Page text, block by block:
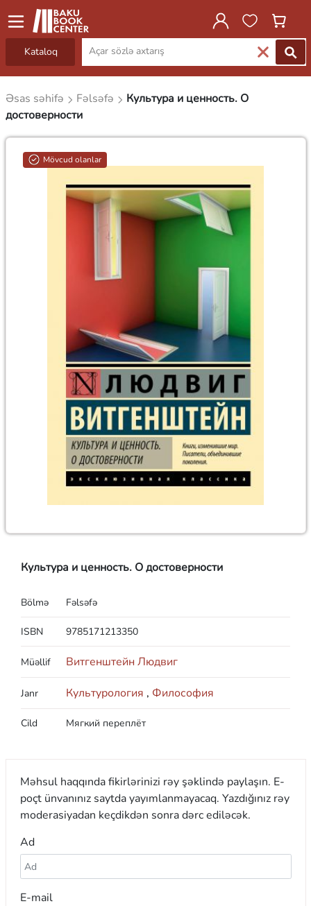
Kataloq
Əsas səhifə Fəlsəfə
Культура и ценность. О
достоверности
Mövcud olanlar
Культура и ценность. О достоверности
Bölmə Fəlsəfə
ISBN 9785171213350
Müəllif Витгенштейн Людвиг
Janr Культурология , Философия
Cild Мягкий переплёт
Məhsul haqqında fikirlərinizi rəy şəklində paylaşın. E-
poçt ünvanınız saytda yayımlanmayacaq. Yazdığınız rəy
moderasiyadan keçdikdən sonra dərc ediləcək.
Ad
E-mail